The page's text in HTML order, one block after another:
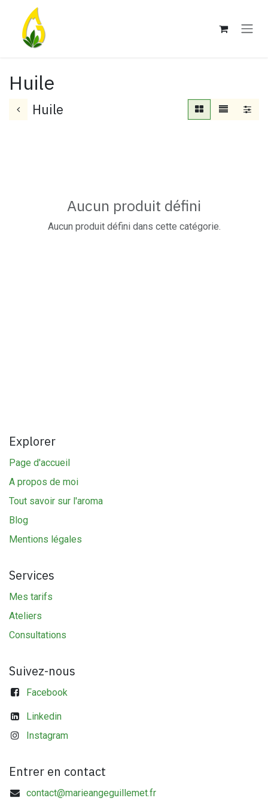
Se rendre au contenu
Huile
Huile
Aucun produit défini
Aucun produit défini dans cette catégorie.
Explorer
Page d'accueil
A propos de moi
Tout savoir sur l'aroma
Blog
Mentions légales
Services
Mes tarifs
Ateliers
Consultations
Suivez-nous
Facebook
Linkedin
Instagram
Entrer en contact
contact@marieangeguillemet.fr